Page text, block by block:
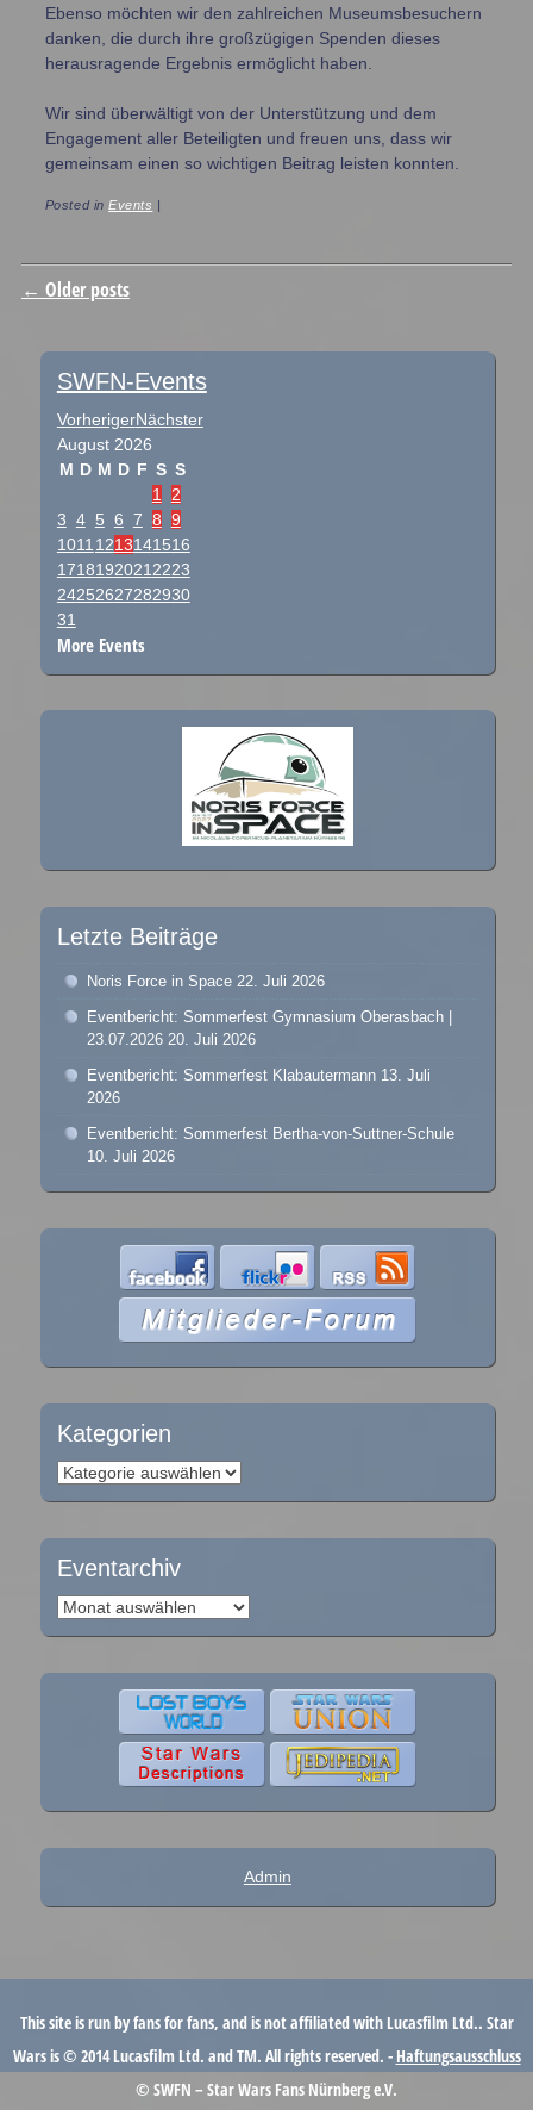
Ebenso möchten wir den zahlreichen Museumsbesuchern
danken, die durch ihre großzügigen Spenden dieses
herausragende Ergebnis ermöglicht haben.
Wir sind überwältigt von der Unterstützung und dem
Engagement aller Beteiligten und freuen uns, dass wir
gemeinsam einen so wichtigen Beitrag leisten konnten.
Posted inEvents
Post navigation
← Older posts
SWFN-Events
VorherigerNächster
August 2026
M D M D F S S
1
2
3 4 5 6 7 8 9
1011 1213141516
1718192021 2223
24252627282930
31
More Events
Letzte Beiträge
Noris Force in Space 22. Juli 2026
Eventbericht: Sommerfest Gymnasium Oberasbach |
23.07.2026 20. Juli 2026
Eventbericht: Sommerfest Klabautermann 13. Juli
2026
Eventbericht: Sommerfest Bertha-von-Suttner-Schule
10. Juli 2026
Kategorien
Kategorien
Eventarchiv
Eventarchiv
Admin
This site is run by fans for fans, and is not affiliated with Lucasfilm Ltd.. Star
Wars is © 2014 Lucasfilm Ltd. and TM. All rights reserved. - Haftungsausschluss
© SWFN – Star Wars Fans Nürnberg e.V.